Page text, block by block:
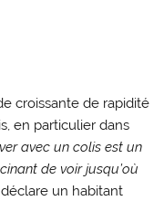
croissante de rapidité
en particulier dans
avec un colis est un
de voir jusqu’où
déclare un habitant